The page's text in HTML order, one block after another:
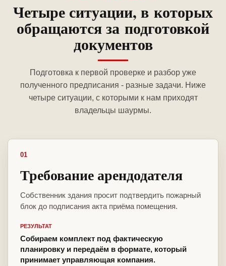
Четыре ситуации, в которых
обращаются за подготовкой
документов
Подготовка к первой проверке и разбор уже
полученного предписания - разные задачи. Ниже
четыре ситуации, с которыми к нам приходят
владельцы шаурмы.
01
Требование арендодателя
Собственник здания просит подтвердить пожарный
блок до подписания акта приёма помещения.
РЕЗУЛЬТАТ
Собираем комплект под фактическую
планировку и передаём в формате, который
принимает управляющая компания.